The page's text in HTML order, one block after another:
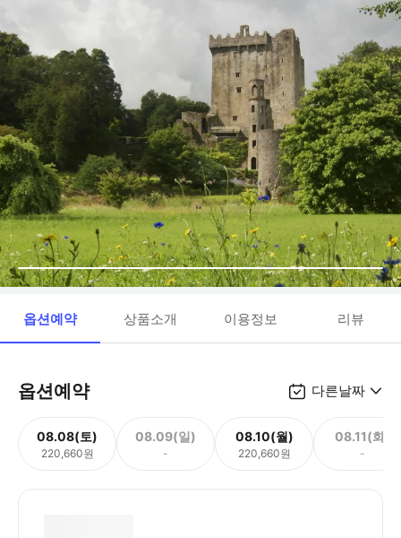
옵션예약 상품소개 이용정보 리뷰
옵션예약 다른날짜
08.08(토)
220,660원
08.09(일)
-
08.10(월)
220,660원
08.11(화)
-